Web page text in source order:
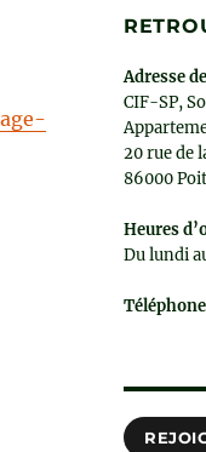
Adresse
CIF-SP,
20 rue de
86000
Heures
Du lundi